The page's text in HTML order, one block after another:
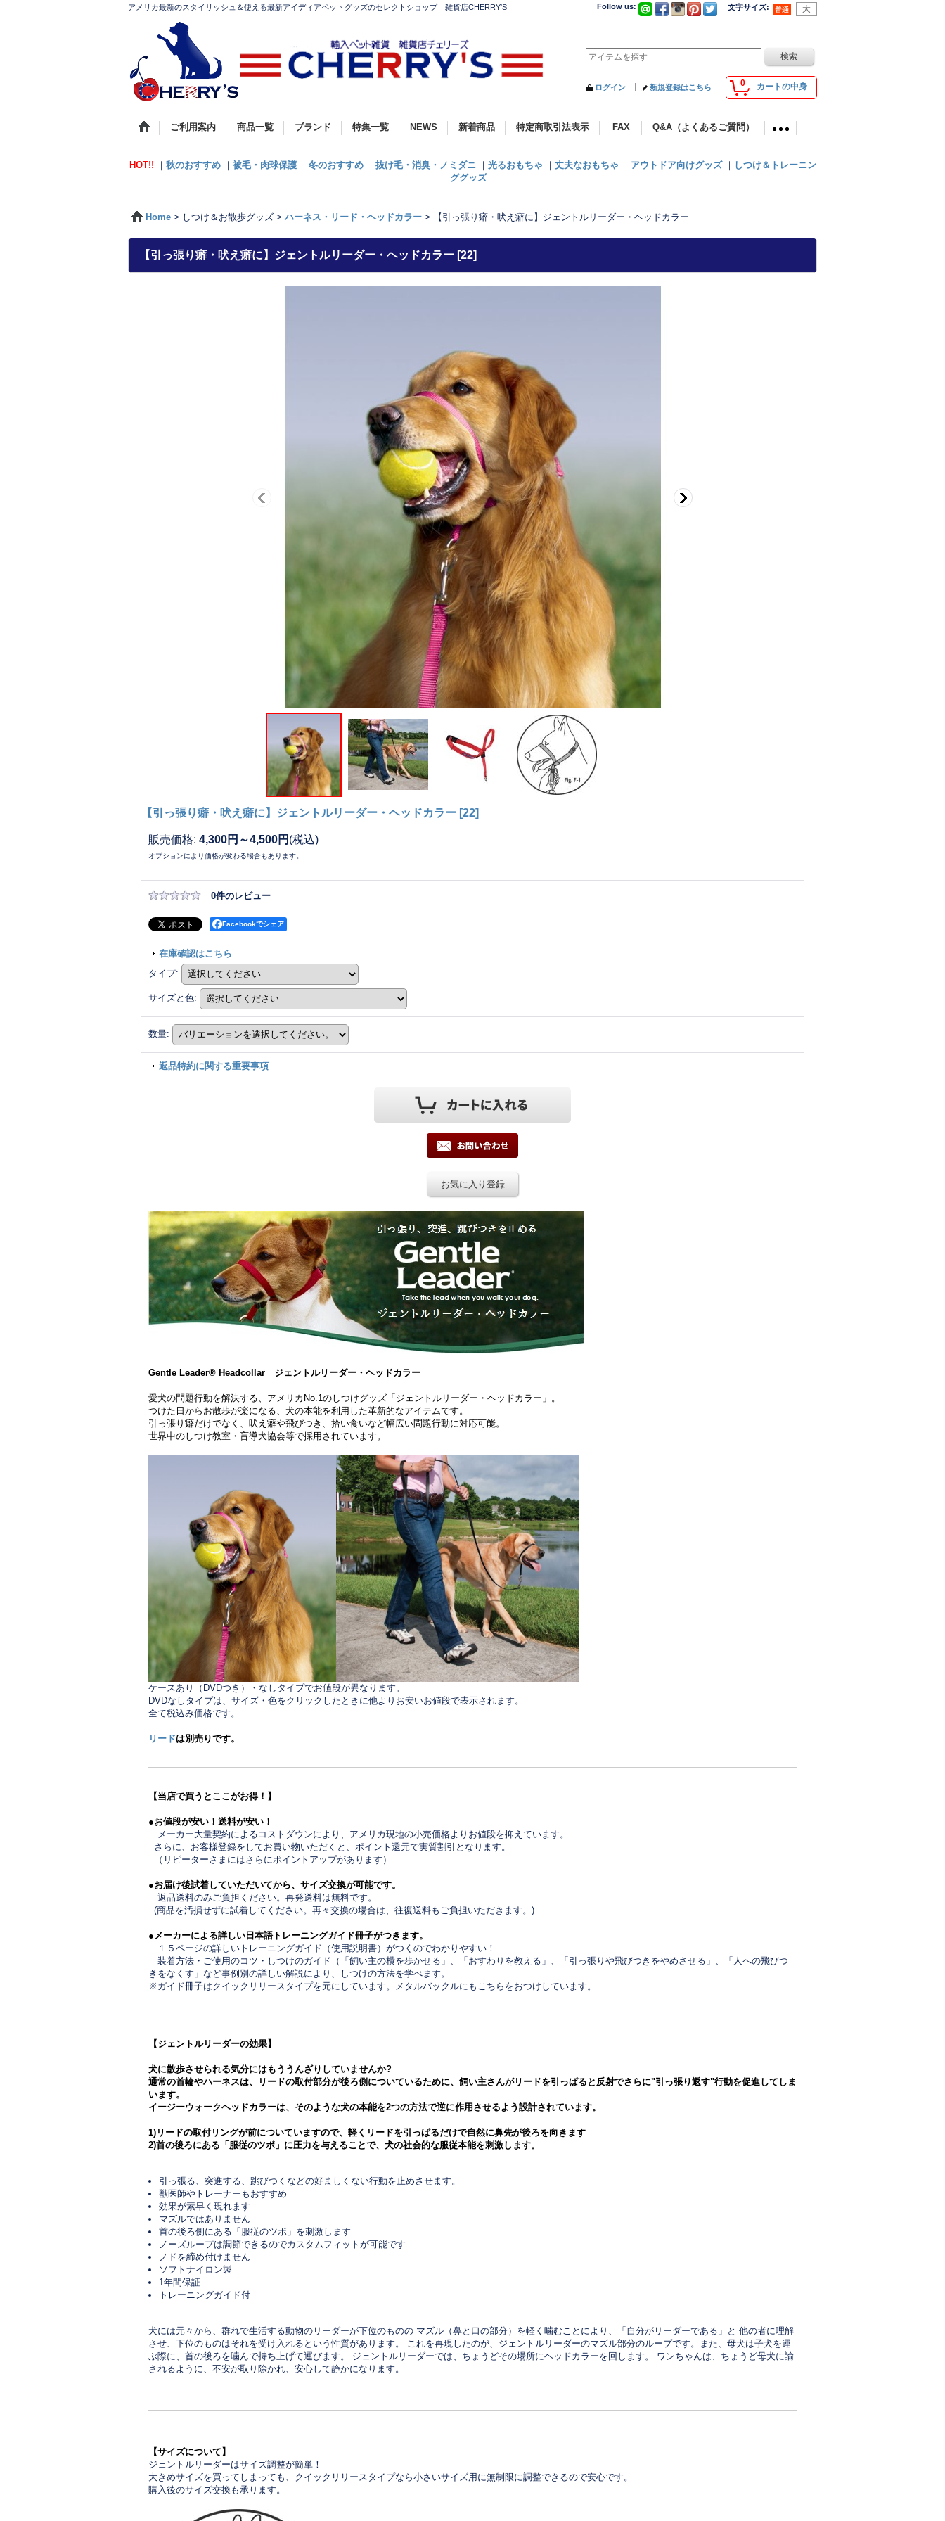
アメリカ最新のスタイリッシュ＆使える最新アイディアペットグッズのセレクトショップ 雑貨店CHERRY'S 文字サイズ:
Follow us:
0 カートの中身
ログイン 新規登録はこちら
ご利用案内 商品一覧 ブランド 特集一覧 NEWS 新着商品 特定商取引法表示 FAX Q&A（よくあるご質問）
HOT!! ｜ 秋のおすすめ｜ 被毛・肉球保護｜ 冬のおすすめ｜ 抜け毛・消臭・ノミダニ｜ 光るおもちゃ ｜ 丈夫なおもちゃ ｜ アウトドア向けグッズ｜ しつけ＆トレーニン
ググッズ｜
Home > しつけ＆お散歩グッズ > ハーネス・リード・ヘッドカラー > 【引っ張り癖・吠え癖に】ジェントルリーダー・ヘッドカラー
【引っ張り癖・吠え癖に】ジェントルリーダー・ヘッドカラー [22]
【引っ張り癖・吠え癖に】ジェントルリーダー・ヘッドカラー [22]
販売価格: 4,300円～4,500円 (税込)
オプションにより価格が変わる場合もあります。
0件のレビュー
Facebookでシェア
在庫確認はこちら
タイプ:
サイズと色:
数量:
返品特約に関する重要事項
お気に入り登録
Gentle Leader® Headcollar ジェントルリーダー・ヘッドカラー
愛犬の問題行動を解決する、アメリカNo.1のしつけグッズ「ジェントルリーダー・ヘッドカラー」。
つけた日からお散歩が楽になる、犬の本能を利用した革新的なアイテムです。
引っ張り癖だけでなく、吠え癖や飛びつき、拾い食いなど幅広い問題行動に対応可能。
世界中のしつけ教室・盲導犬協会等で採用されています。
ケースあり（DVDつき）・なしタイプでお値段が異なります。
DVDなしタイプは、サイズ・色をクリックしたときに他よりお安いお値段で表示されます。
全て税込み価格です。
リードは別売りです。
【当店で買うとここがお得！】
●お値段が安い！送料が安い！
メーカー大量契約によるコストダウンにより、アメリカ現地の小売価格よりお値段を抑えています。
さらに、お客様登録をしてお買い物いただくと、ポイント還元で実質割引となります。
（リピーターさまにはさらにポイントアップがあります）
●お届け後試着していただいてから、サイズ交換が可能です。
返品送料のみご負担ください。再発送料は無料です。
(商品を汚損せずに試着してください。再々交換の場合は、往復送料もご負担いただきます。)
●メーカーによる詳しい日本語トレーニングガイド冊子がつきます。
１５ページの詳しいトレーニングガイド（使用説明書）がつくのでわかりやすい！
装着方法・ご使用のコツ・しつけのガイド（「飼い主の横を歩かせる」、「おすわりを教える」、「引っ張りや飛びつきをやめさせる」、「人への飛びつ
きをなくす」など事例別の詳しい解説により、しつけの方法を学べます。
※ガイド冊子はクイックリリースタイプを元にしています。メタルバックルにもこちらをおつけしています。
【ジェントルリーダーの効果】
犬に散歩させられる気分にはもううんざりしていませんか?
通常の首輪やハーネスは、リードの取付部分が後ろ側についているために、飼い主さんがリードを引っぱると反射でさらに"引っ張り返す"行動を促進してしま
います。
イージーウォークヘッドカラーは、そのような犬の本能を2つの方法で逆に作用させるよう設計されています。
1)リードの取付リングが前についていますので、軽くリードを引っぱるだけで自然に鼻先が後ろを向きます
2)首の後ろにある「服従のツボ」に圧力を与えることで、犬の社会的な服従本能を刺激します。
引っ張る、突進する、跳びつくなどの好ましくない行動を止めさせます。
獣医師やトレーナーもおすすめ
効果が素早く現れます
マズルではありません
首の後ろ側にある「服従のツボ」を刺激します
ノーズループは調節できるのでカスタムフィットが可能です
ノドを締め付けません
ソフトナイロン製
1年間保証
トレーニングガイド付
犬には元々から、群れで生活する動物のリーダーが下位のものの マズル（鼻と口の部分）を軽く噛むことにより、「自分がリーダーである」と 他の者に理解
させ、下位のものはそれを受け入れるという性質があります。 これを再現したのが、ジェントルリーダーのマズル部分のループです。また、母犬は子犬を運
ぶ際に、首の後ろを噛んで持ち上げて運びます。 ジェントルリーダーでは、ちょうどその場所にヘッドカラーを回します。 ワンちゃんは、ちょうど母犬に諭
されるように、不安が取り除かれ、安心して静かになります。
【サイズについて】
ジェントルリーダーはサイズ調整が簡単！
大きめサイズを買ってしまっても、クイックリリースタイプなら小さいサイズ用に無制限に調整できるので安心です。
購入後のサイズ交換も承ります。